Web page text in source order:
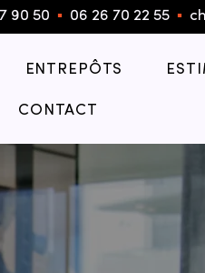
90 50 ▪︎ 06 26 70 22 55 ▪︎
ENTREPÔTS
CONTACT